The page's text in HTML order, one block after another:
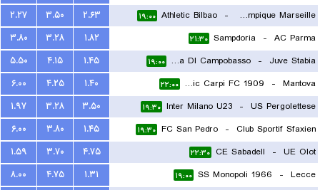
Olympique Marseille
-
Athletic Bilbao ۱۹:۰۰ ۲.۶۳ ۳.۵۰
۲.۲۷
AC Parma
-
Sampdoria ۲۱:۳۰ ۱.۸۲ ۳.۲۸
۳.۸۰
Juve Stabia
-
Citta DI Campobasso ۱۹:۰۰ ۱.۴۵ ۴.۱۵
۵.۵۰
Mantova
-
Athletic Carpi FC 1909 ۲۲:۰۰ ۱.۴۰ ۴.۲۵
۶.۰۰
US Pergolettese
-
Inter Milano U23 ۱۹:۳۰ ۳.۵۰ ۳.۲۸
۱.۹۷
Club Sportif Sfaxien
-
FC San Pedro ۱۹:۳۰ ۱.۴۵ ۳.۸۰
۶.۰۰
UE Olot
-
CE Sabadell ۲۲:۳۰ ۴.۷۵ ۳.۷۰
۱.۵۹
Lecce
-
SS Monopoli 1966 ۱۹:۰۰ ۱.۳۱ ۴.۷۵
۸.۰۰